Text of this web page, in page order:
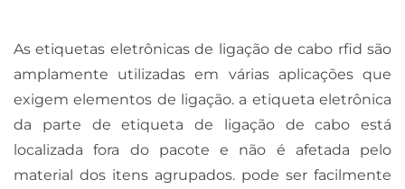
As etiquetas eletrônicas de ligação de cabo rfid são
amplamente utilizadas em várias aplicações que
exigem elementos de ligação. a etiqueta eletrônica
da parte de etiqueta de ligação de cabo está
localizada fora do pacote e não é afetada pelo
material dos itens agrupados. pode ser facilmente